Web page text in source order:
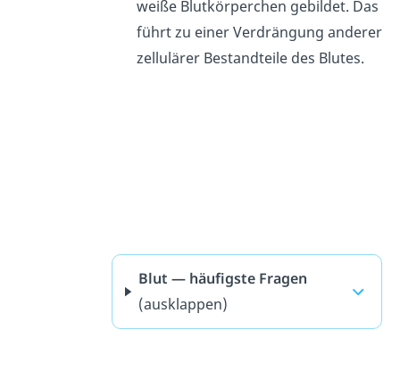
weiße Blutkörperchen gebildet. Das
führt zu einer Verdrängung anderer
zellulärer Bestandteile des Blutes.
Blut — häufigste Fragen
(ausklappen)